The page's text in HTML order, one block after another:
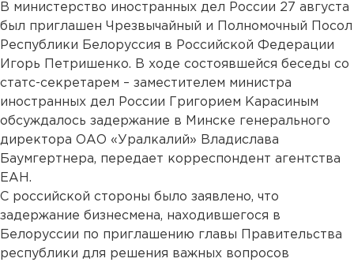
В министерство иностранных дел России 27 августа
был приглашен Чрезвычайный и Полномочный Посол
Республики Белоруссия в Российской Федерации
Игорь Петришенко. В ходе состоявшейся беседы со
статс-секретарем – заместителем министра
иностранных дел России Григорием Карасиным
обсуждалось задержание в Минске генерального
директора ОАО «Уралкалий» Владислава
Баумгертнера, передает корреспондент агентства
ЕАН.
С российской стороны было заявлено, что
задержание бизнесмена, находившегося в
Белоруссии по приглашению главы Правительства
республики для решения важных вопросов